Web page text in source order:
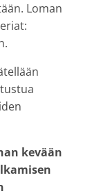
Loman
kevään